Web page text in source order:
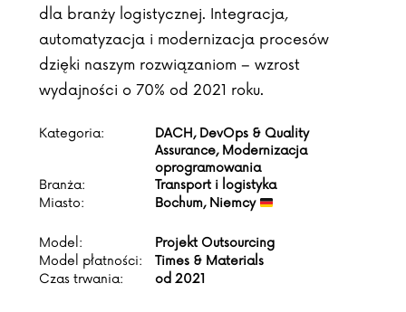
dla branży logistycznej. Integracja,
automatyzacja i modernizacja procesów
dzięki naszym rozwiązaniom – wzrost
wydajności o 70% od 2021 roku.
Kategoria:
DACH, DevOps & Quality
Assurance, Modernizacja
oprogramowania
Branża:
Transport i logistyka
Miasto:
Bochum, Niemcy
Model:
Projekt Outsourcing
Model płatności:
Times & Materials
Czas trwania:
od 2021